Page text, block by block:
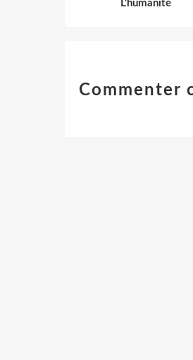
L'humanité
Commenter